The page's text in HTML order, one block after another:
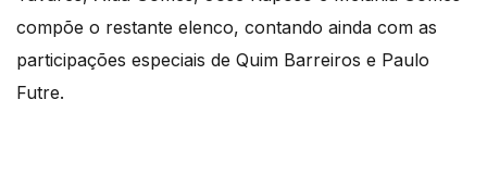
compõe o restante elenco, contando ainda com as
participações especiais de Quim Barreiros e Paulo
Futre.